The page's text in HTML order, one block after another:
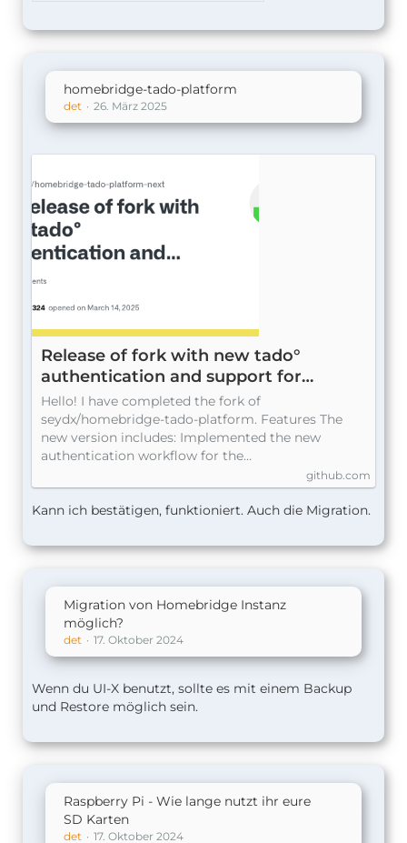
homebridge-tado-platform
det 26. März 2025
Release of fork with new tado°
authentication and support for
Homebridge v2.0 · Issue #1 ·
smart7324/homebridge-tado-
platform-next
Hello! I have completed the fork of
seydx/homebridge-tado-platform. Features The
new version includes: Implemented the new
authentication workflow for the…
github.com
Kann ich bestätigen, funktioniert. Auch die Migration.
Migration von Homebridge Instanz
möglich?
det 17. Oktober 2024
Wenn du UI-X benutzt, sollte es mit einem Backup
und Restore möglich sein.
Raspberry Pi - Wie lange nutzt ihr eure
SD Karten
det 17. Oktober 2024